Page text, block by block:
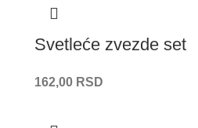
Svetleće zvezde set
162,00 RSD